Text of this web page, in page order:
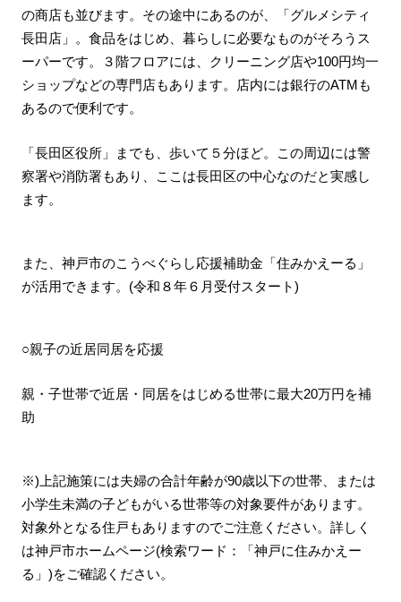
の商店も並びます。その途中にあるのが、「グルメシティ
長田店」。食品をはじめ、暮らしに必要なものがそろうス
ーパーです。３階フロアには、クリーニング店や100円均一
ショップなどの専門店もあります。店内には銀行のATMも
あるので便利です。
「長田区役所」までも、歩いて５分ほど。この周辺には警
察署や消防署もあり、ここは長田区の中心なのだと実感し
ます。
また、神戸市のこうべぐらし応援補助金「住みかえーる」
が活用できます。(令和８年６月受付スタート)
○親子の近居同居を応援
親・子世帯で近居・同居をはじめる世帯に最大20万円を補
助
※)上記施策には夫婦の合計年齢が90歳以下の世帯、または
小学生未満の子どもがいる世帯等の対象要件があります。
対象外となる住戸もありますのでご注意ください。詳しく
は神戸市ホームページ(検索ワード：「神戸に住みかえー
る」)をご確認ください。